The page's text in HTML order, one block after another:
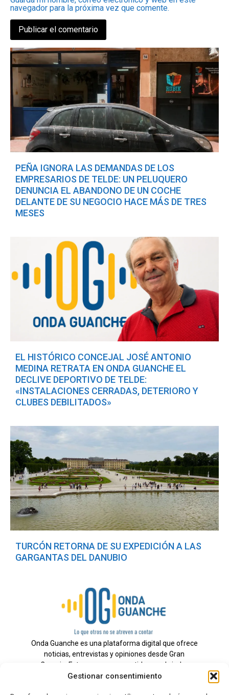
Gestionar consentimiento
navegador para la próxima vez que comente.
PEÑA IGNORA LAS DEMANDAS DE LOS
EMPRESARIOS DE TELDE: UN PELUQUERO
DENUNCIA EL ABANDONO DE UN COCHE
DELANTE DE SU NEGOCIO HACE MÁS DE TRES
MESES
EL HISTÓRICO CONCEJAL JOSÉ ANTONIO
MEDINA RETRATA EN ONDA GUANCHE EL
DECLIVE DEPORTIVO DE TELDE:
«INSTALACIONES CERRADAS, DETERIORO Y
CLUBES DEBILITADOS»
TURCÓN RETORNA DE SU EXPEDICIÓN A LAS
GARGANTAS DEL DANUBIO
Onda Guanche es una plataforma digital que ofrece
noticias, entrevistas y opiniones desde Gran
Canaria. Estamos comprometidos con brindar
información veraz y un periodismo independiente a